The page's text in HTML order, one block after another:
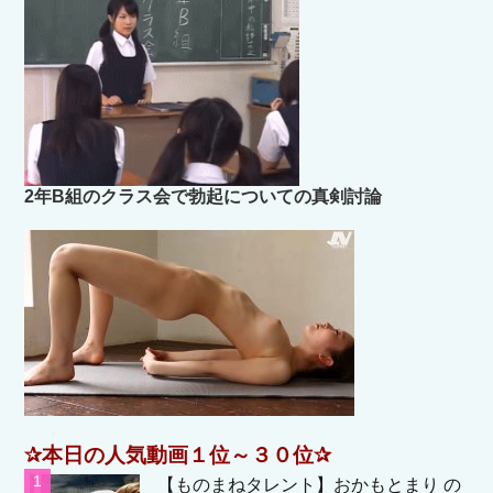
2年B組のクラス会で勃起についての真剣討論
✰本日の人気動画１位～３０位✰
【ものまねタレント】おかもとまり の